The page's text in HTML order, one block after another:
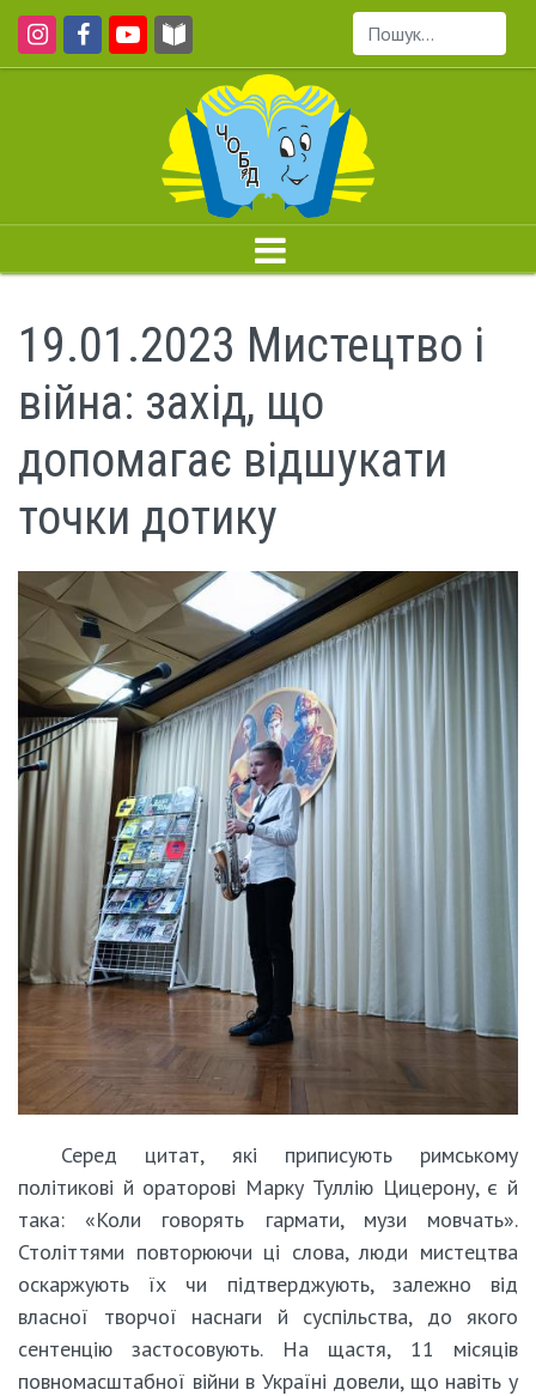
Пошук...
19.01.2023 Мистецтво і
війна: захід, що
допомагає відшукати
точки дотику
Серед цитат, які приписують римському
політикові й ораторові Марку Туллію Цицерону, є й
така: «Коли говорять гармати, музи мовчать».
Століттями повторюючи ці слова, люди мистецтва
оскаржують їх чи підтверджують, залежно від
власної творчої наснаги й суспільства, до якого
сентенцію застосовують. На щастя, 11 місяців
повномасштабної війни в Україні довели, що навіть у